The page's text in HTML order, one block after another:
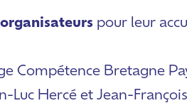
organisateurs pour leur
Compétence Bretagne
Luc Hercé et Jean-